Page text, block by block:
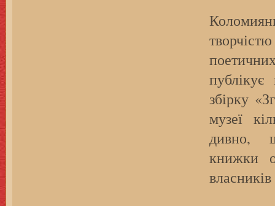
збірку
музеї
дивно,
книжки